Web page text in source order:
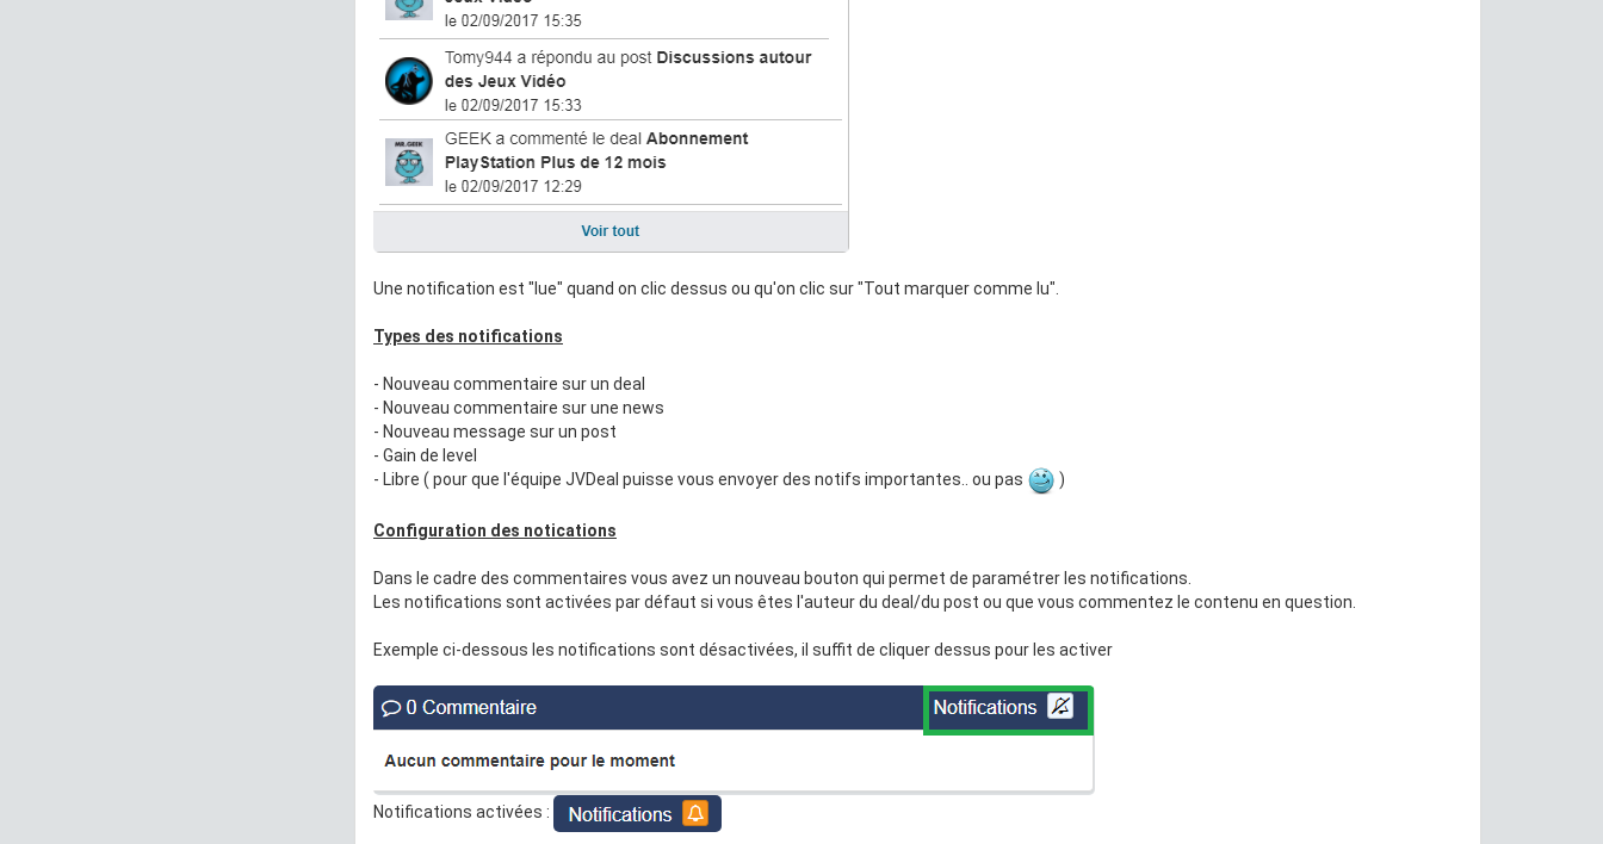
Une notification est "lue" quand on clic dessus ou qu'on clic sur "Tout marquer comme lu".
Types des notifications
- Nouveau commentaire sur un deal
- Nouveau commentaire sur une news
- Nouveau message sur un post
- Gain de level
- Libre ( pour que l'équipe JVDeal puisse vous envoyer des notifs importantes.. ou pas
)
Configuration des notications
Dans le cadre des commentaires vous avez un nouveau bouton qui permet de paramétrer les notifications.
Les notifications sont activées par défaut si vous êtes l'auteur du deal/du post ou que vous commentez le contenu en question.
Exemple ci-dessous les notifications sont désactivées, il suffit de cliquer dessus pour les activer
Notifications activées :